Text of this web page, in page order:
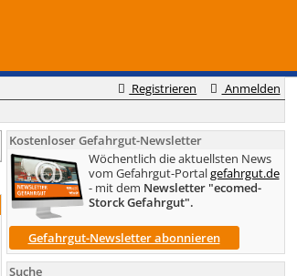
Registrieren Anmelden
Kostenloser Gefahrgut-Newsletter
Wöchentlich die aktuellsten News
vom Gefahrgut-Portalgefahrgut.de
- mit dem Newsletter "ecomed-
Storck Gefahrgut".
Gefahrgut-Newsletter abonnieren
Suche